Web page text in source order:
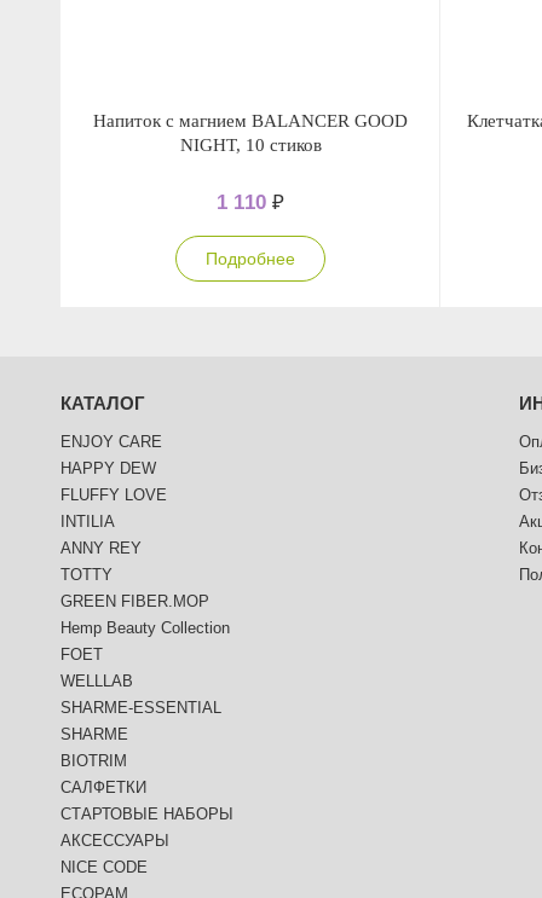
Напиток с магнием BALANCER GOOD
NIGHT, 10 стиков
1 110 ₽
Подробнее
КАТАЛОГ
ENJOY CARE
HAPPY DEW
FLUFFY LOVE
INTILIA
ANNY REY
TOTTY
GREEN FIBER.MOP
Hemp Beauty Collection
FOET
WELLLAB
SHARME-ESSENTIAL
SHARME
BIOTRIM
САЛФЕТКИ
СТАРТОВЫЕ НАБОРЫ
АКСЕССУАРЫ
NICE CODE
ECOPAM